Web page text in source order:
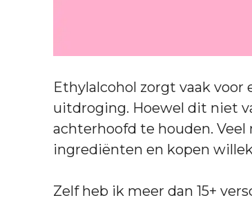
Ethylalcohol zorgt vaak voor
uitdroging. Hoewel dit niet
achterhoofd te houden.
ingrediënten en kopen
Zelf heb ik meer dan 15+